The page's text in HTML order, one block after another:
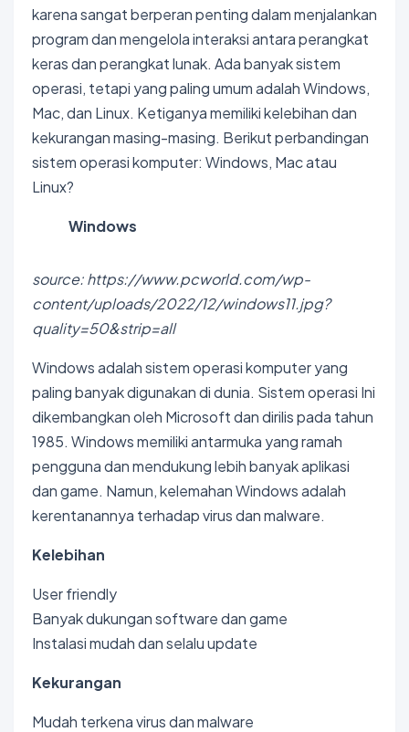
karena sangat berperan penting dalam menjalankan
program dan mengelola interaksi antara perangkat
keras dan perangkat lunak. Ada banyak sistem
operasi, tetapi yang paling umum adalah Windows,
Mac, dan Linux. Ketiganya memiliki kelebihan dan
kekurangan masing-masing. Berikut perbandingan
sistem operasi komputer: Windows, Mac atau
Linux?
Windows
source: https://www.pcworld.com/wp-
content/uploads/2022/12/windows11.jpg?
quality=50&strip=all
Windows adalah sistem operasi komputer yang
paling banyak digunakan di dunia. Sistem operasi Ini
dikembangkan oleh Microsoft dan dirilis pada tahun
1985. Windows memiliki antarmuka yang ramah
pengguna dan mendukung lebih banyak aplikasi
dan game. Namun, kelemahan Windows adalah
kerentanannya terhadap virus dan malware.
Kelebihan
User friendly
Banyak dukungan software dan game
Instalasi mudah dan selalu update
Kekurangan
Mudah terkena virus dan malware